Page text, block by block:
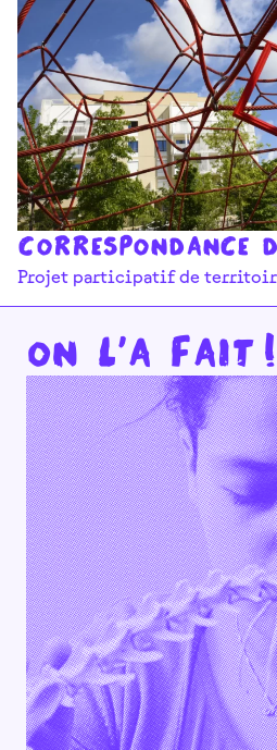
Correspondance
Projet participatif de
On l'a fait !